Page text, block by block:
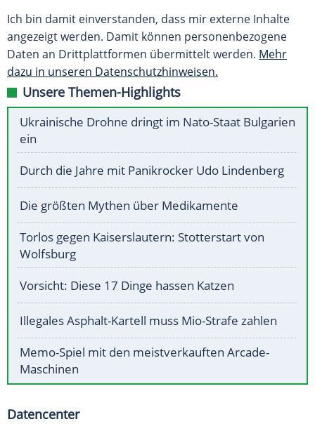
Ich bin damit einverstanden, dass mir externe Inhalte
angezeigt werden. Damit können personenbezogene
Daten an Drittplattformen übermittelt werden. Mehr
dazu in unseren Datenschutzhinweisen.
Unsere Themen-Highlights
Ukrainische Drohne dringt im Nato-Staat Bulgarien
ein
Durch die Jahre mit Panikrocker Udo Lindenberg
Die größten Mythen über Medikamente
Torlos gegen Kaiserslautern: Stotterstart von
Wolfsburg
Vorsicht: Diese 17 Dinge hassen Katzen
Illegales Asphalt-Kartell muss Mio-Strafe zahlen
Memo-Spiel mit den meistverkauften Arcade-
Maschinen
Datencenter